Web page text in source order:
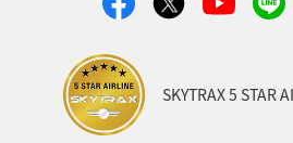
SKYTRAX 5 STAR